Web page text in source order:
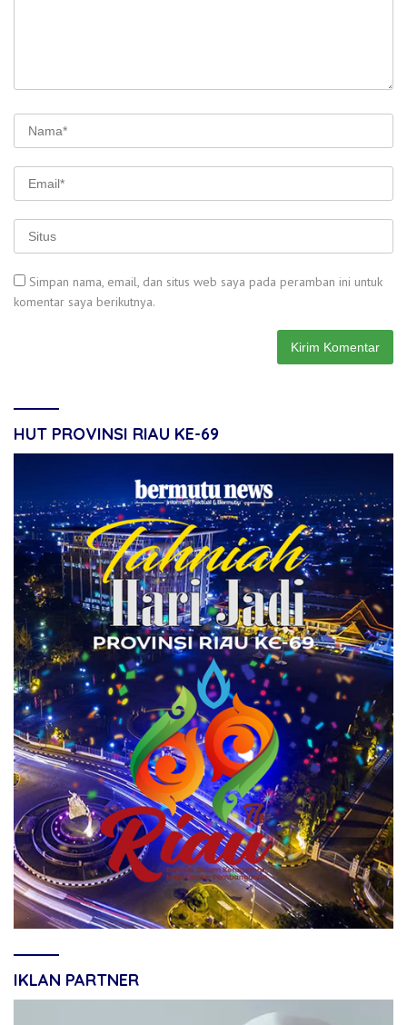
Simpan nama, email, dan situs web saya pada peramban ini untuk
komentar saya berikutnya.
HUT PROVINSI RIAU KE-69
IKLAN PARTNER